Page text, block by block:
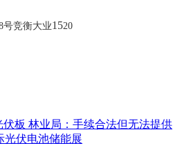
号竞衡大业1520
伏板 林业局：手续合法但无法提供
光伏电池储能展